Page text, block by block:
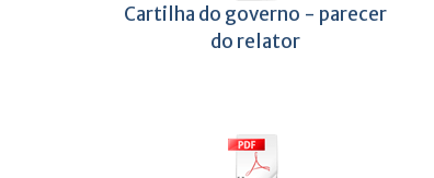
Cartilha do governo - parecer
do relator